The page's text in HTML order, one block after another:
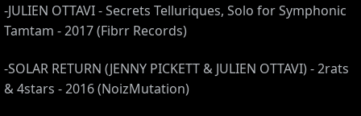
-JULIEN OTTAVI - Secrets Telluriques, Solo for Symphonic
Tamtam - 2017 (Fibrr Records)
-SOLAR RETURN (JENNY PICKETT & JULIEN OTTAVI) - 2rats
& 4stars - 2016 (NoizMutation)